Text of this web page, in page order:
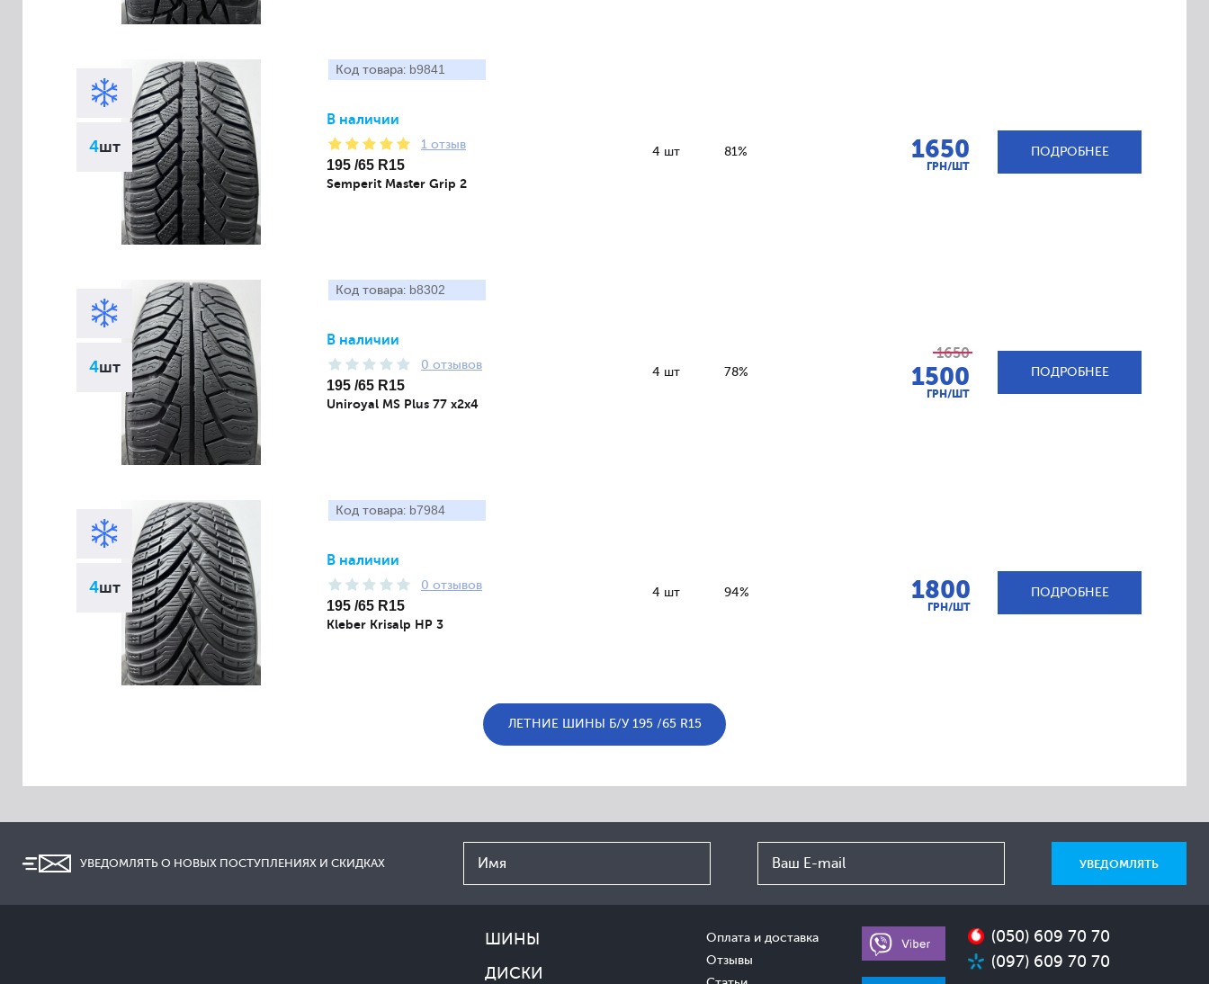
4шт
Код товара: b9841
В наличии
1 отзыв
195 /65 R15
Semperit Master Grip 2
4 шт 81% 1650
ГРН/ШТ
ПОДРОБНЕЕ
4шт
Код товара: b8302
В наличии
0 отзывов
195 /65 R15
Uniroyal MS Plus 77 x2x4
4 шт 78%
1650
1500
ГРН/ШТ
ПОДРОБНЕЕ
4шт
Код товара: b7984
В наличии
0 отзывов
195 /65 R15
Kleber Krisalp HP 3
4 шт 94% 1800
ГРН/ШТ
ПОДРОБНЕЕ
ЛЕТНИЕ ШИНЫ Б/У 195 /65 R15
УВЕДОМЛЯТЬ О НОВЫХ ПОСТУПЛЕНИЯХ И СКИДКАХ
ШИНЫ
ДИСКИ
Оплата и доставка
Отзывы
(050) 609 70 70
(097) 609 70 70